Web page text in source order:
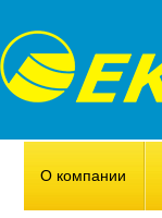
О компании